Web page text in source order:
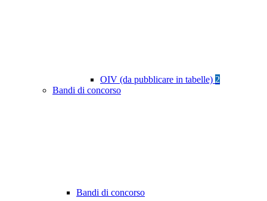
OIV (da pubblicare in tabelle) 2
Bandi di concorso
Bandi di concorso